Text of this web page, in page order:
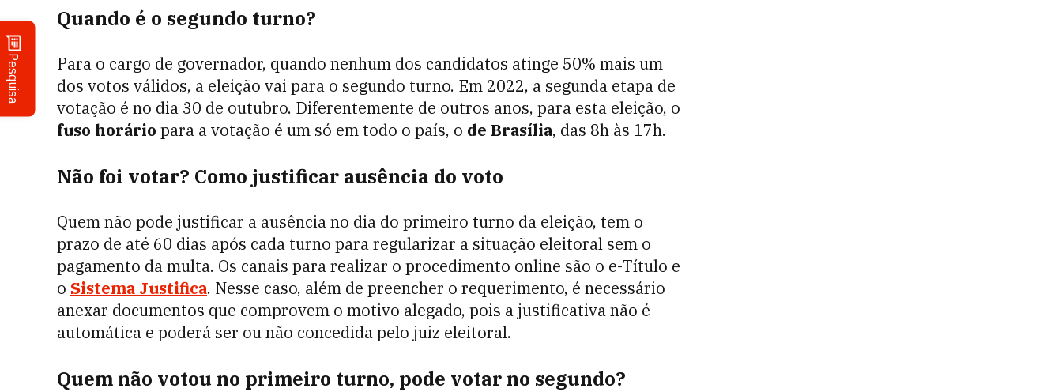
Pesquisa
Quando é o segundo turno?
Para o cargo de governador, quando nenhum dos candidatos atinge 50% mais um
dos votos válidos, a eleição vai para o segundo turno. Em 2022, a segunda etapa de
votação é no dia 30 de outubro. Diferentemente de outros anos, para esta eleição, o
fuso horário para a votação é um só em todo o país, o de Brasília, das 8h às 17h.
Não foi votar? Como justificar ausência do voto
Quem não pode justificar a ausência no dia do primeiro turno da eleição, tem o
prazo de até 60 dias após cada turno para regularizar a situação eleitoral sem o
pagamento da multa. Os canais para realizar o procedimento online são o e-Título e
o Sistema Justifica. Nesse caso, além de preencher o requerimento, é necessário
anexar documentos que comprovem o motivo alegado, pois a justificativa não é
automática e poderá ser ou não concedida pelo juiz eleitoral.
Quem não votou no primeiro turno, pode votar no segundo?